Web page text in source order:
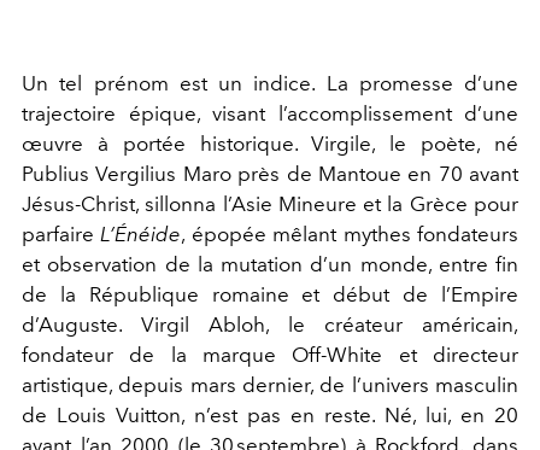
Un tel prénom est un indice. La promesse d’une
trajectoire épique, visant l’accomplissement d’une
œuvre à portée historique. Virgile, le poète, né
Publius Vergilius Maro près de Mantoue en 70 avant
Jésus-Christ, sillonna l’Asie Mineure et la Grèce pour
parfaire L’Énéide, épopée mêlant mythes fondateurs
et observation de la mutation d’un monde, entre fin
de la République romaine et début de l’Empire
d’Auguste. Virgil Abloh, le créateur américain,
fondateur de la marque Off-White et directeur
artistique, depuis mars dernier, de l’univers masculin
de Louis Vuitton, n’est pas en reste. Né, lui, en 20
avant l’an 2000 (le 30 septembre) à Rockford, dans